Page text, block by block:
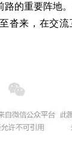
路的重要阵地
沓来，在交流